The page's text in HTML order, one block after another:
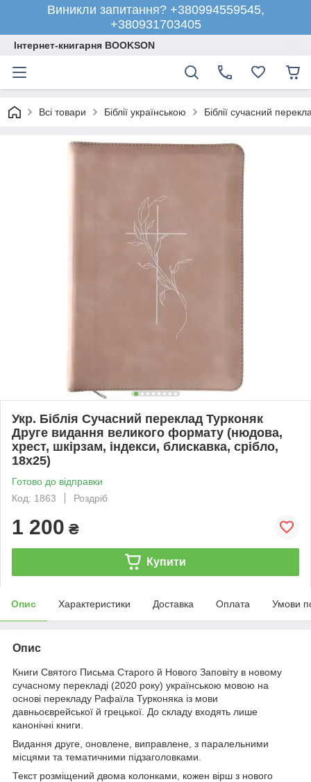
Виникли запитання? +380994559545,
+380931703405
Інтернет-книгарня BOOKSON
Всі товари Біблії українською Біблії сучасний
Укр. Біблія Сучасний переклад Турконяк
Друге видання великого формату (нюдова,
хрест, шкірзам, індекси, блискавка, срібло,
18х25)
Готово до відправки
Код: 1863
Роздріб
1 200 ₴
Купити
Опис Характеристики Доставка Оплата Умови
Опис
Книги Святого Письма Старого й Нового Заповіту в новому
сучасному перекладі (2020 року) українською мовою на
основі перекладу Рафаїла Турконяка із мови
давньоєврейської й грецької. До складу входять лише
канонічні книги.
Видання друге, оновлене, виправлене, з паралельними
місцями та тематичними підзаголовками.
Текст розміщений двома колонками, кожен вірш з нового